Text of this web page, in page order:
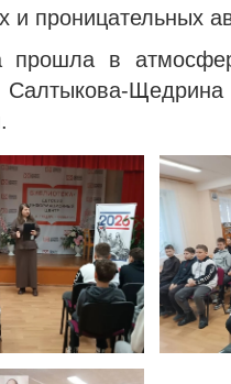
и проницательных
прошла в
Салтыкова-